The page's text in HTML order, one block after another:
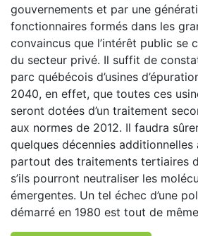
gouvernements et par une
fonctionnaires formés dans les
convaincus que l’intérêt public se
du secteur privé. Il suffit de
parc québécois d’usines
2040, en effet, que toutes ces
seront dotées d’un traitement
aux normes de 2012. Il faudra
quelques décennies additionnelles
partout des traitements tertiaires
s’ils pourront neutraliser les
émergentes. Un tel échec d’une
démarré en 1980 est tout de